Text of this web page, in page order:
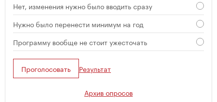
Нет, изменения нужно было вводить сразу
Нужно было перенести минимум на год
Программу вообще не стоит ужесточать
Проголосовать Результат
Архив опросов